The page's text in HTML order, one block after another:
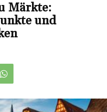
Märkte:
und